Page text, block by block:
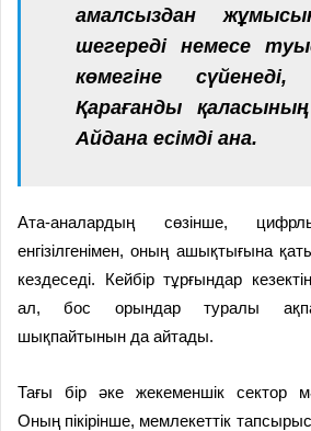
амалсыздан
шегереді немесе
көмегіне
Қарағанды
Айдана есімді ана.
Ата-аналардың сөзінше,
енгізілгенімен, оның ашықтығына
кездеседі. Кейбір тұрғындар
ал, бос орындар туралы
шықпайтынын да айтады.
Тағы бір әке жекеменшік сектор
Оның пікірінше, мемлекеттік